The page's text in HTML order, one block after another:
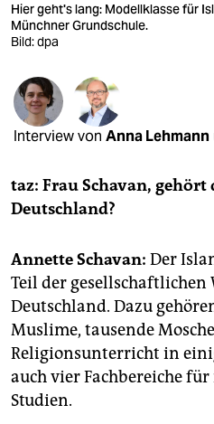
shop
unterstützen
abo
epaper login
Hier geht's lang: Modellklasse für
Münchner Grundschule.
Bild: dpa
Interview von Anna Lehmann
taz: Frau Schavan, gehört
Deutschland?
Annette Schavan: Der
Teil der
Deutschland. Dazu
Muslime, tausende
Religionsunterricht in
auch vier Fachbereiche
Studien.